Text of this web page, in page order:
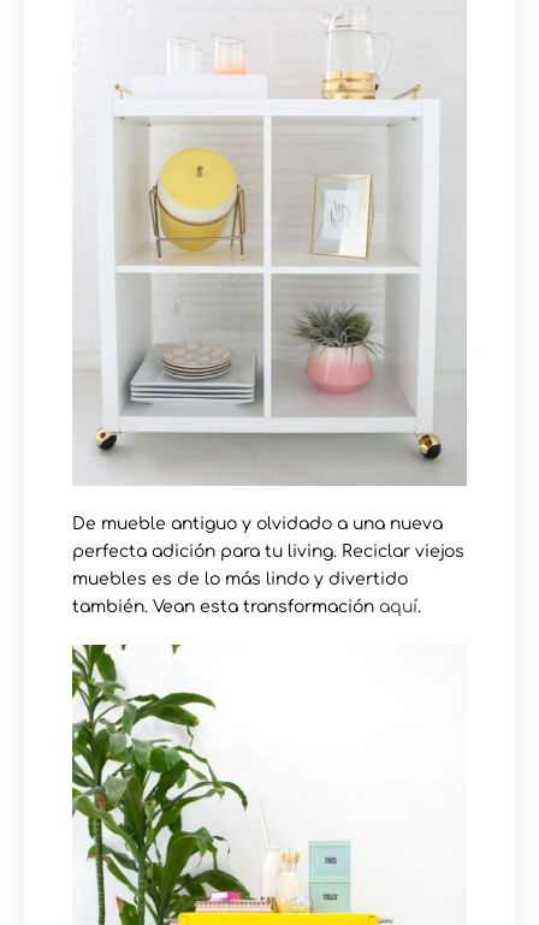
De mueble antiguo y olvidado a una nueva
perfecta adición para tu living. Reciclar viejos
muebles es de lo más lindo y divertido
también. Vean esta transformación aquí.